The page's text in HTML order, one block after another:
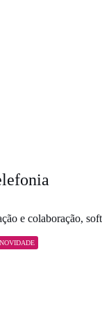
e colaboração,
NOVIDADE